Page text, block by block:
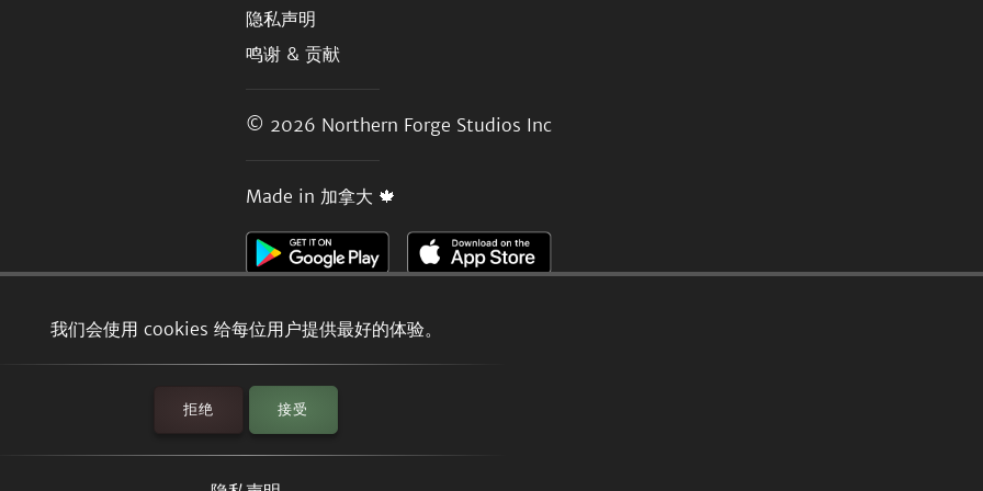
我们会使用 cookies 给每位用户提供最好的体验。
拒绝 接受
隐私声明
鸣谢 & 贡献
© 2026 Northern Forge Studios Inc
Made in 加拿大 🍁